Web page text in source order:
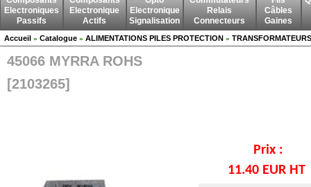
Electroniques
Passifs
Electronique
Actifs
Electronique
Signalisation
Relais
Connecteurs
Câbles
Gaines
Accueil » Catalogue » ALIMENTATIONS PILES PROTECTION » TRANSFORMATEURS
45066 MYRRA ROHS
[2103265]
Prix :
11.40 EUR HT